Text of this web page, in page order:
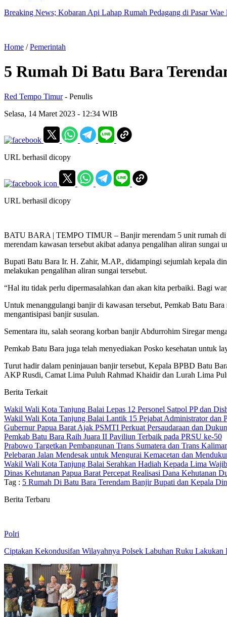
Breaking News; Kobaran Api Lahap Rumah Pedagang di Pasar Wae
Home /Pemerintah
5 Rumah Di Batu Bara
Red Tempo Timur - Penulis
Selasa, 14 Maret 2023 - 12:34 WIB
URL berhasil dicopy
URL berhasil dicopy
BATU BARA | TEMPO TIMUR – Banjir merendam 5 unit rumah
merendam kawasan tersebut akibat adanya pengalihan aliran
Bupati Batu Bara Ir. H. Zahir, M.AP., didampingi sejumlah kepala
melakukan pengalihan aliran sungai tersebut.
“Hal itu tidak perlu dipermasalahkan dan akan kita perbaiki. Bagi
Untuk menanggulangi banjir di kawasan tersebut, Pemkab Batu
mengantisipasi banjir susulan.
Sementara itu, salah seorang korban banjir Abdurrohim Siregar
Pemkab Batu Bara juga telah menyediakan Posko kesehatan untuk
Turut hadir dalam peninjauan banjir tersebut, Kepala BPBD Batu
AKP Rusdi, Camat Lima Puluh Rahmad Khaidir dan Lurah Lima
Berita Terkait
Wakil Wali Kota Tanjung Balai Lepas 12 Personel Satpol PP dan
Wakil Wali Kota Tanjung Balai Lantik 15 Pejabat Administrator dan
Gubernur Papua Barat Ajak PSMTI Perkuat Persaudaraan dan
Pemkab Batu Bara Raih Juara II Paviliun Terbaik pada PRSU ke-50
Prabowo Targetkan Pembangunan Trans Sumatera dan Trans
Pelebaran Jalan Mendesak untuk Mengurai Kemacetan dan
Wakil Wali Kota Tanjung Balai Serahkan Hadiah Kepada Lima
Dinas Kehutanan Papua Barat Percepat Realisasi Dana Kehutanan
Tag : 5 Rumah Di Batu Bara Terendam Banjir Bupati dan Kepala
Berita Terbaru
Polri
Ciptakan Kekondusifan Wilayahnya Polsek Labuhan Ruku Lakukan